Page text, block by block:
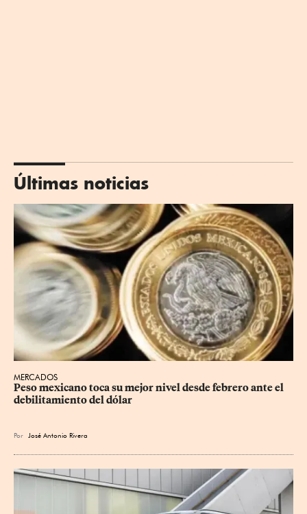
Últimas noticias
MERCADOS
Peso mexicano toca su mejor nivel desde febrero ante el
debilitamiento del dólar
Por José Antonio Rivera